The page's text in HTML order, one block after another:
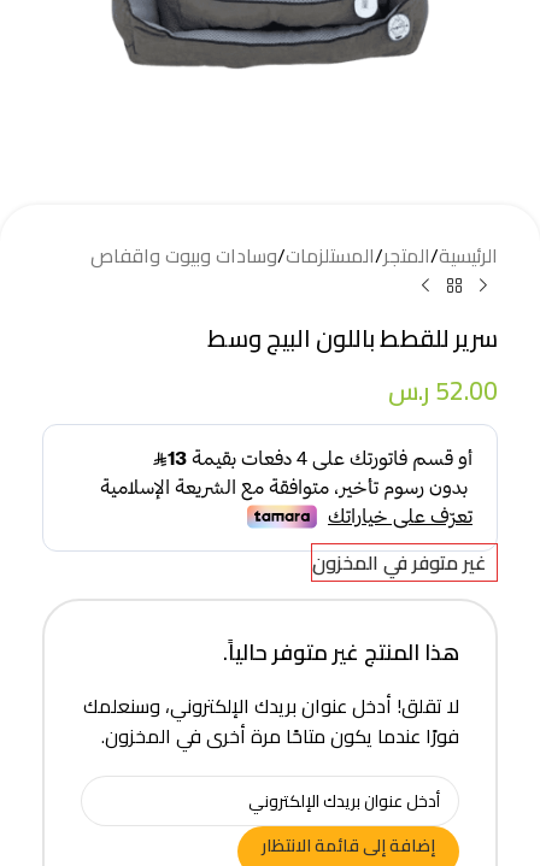
الرئيسية/المتجر/المستلزمات/وسادات وبيوت واقفاص
سرير للقطط باللون البيج وسط
52.00ر.س
غير متوفر في المخزون
هذا المنتج غير متوفر حالياً.
لا تقلق! أدخل عنوان بريدك الإلكتروني، وسنعلمك
فورًا عندما يكون متاحًا مرة أخرى في المخزون.
إضافة إلى قائمة الانتظار